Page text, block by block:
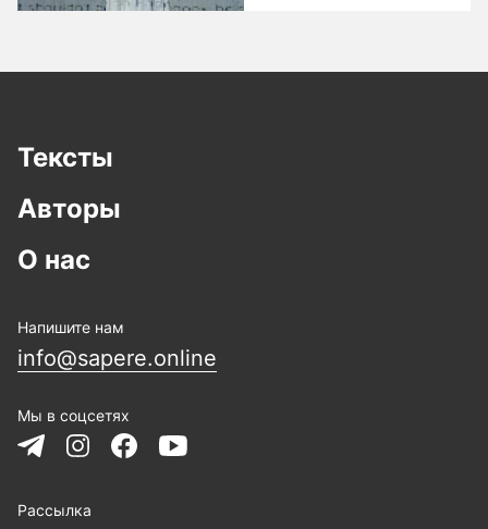
Тексты
Авторы
О нас
Напишите нам
info@sapere.online
Мы в соцсетях
Рассылка